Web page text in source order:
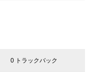
0 トラックバック